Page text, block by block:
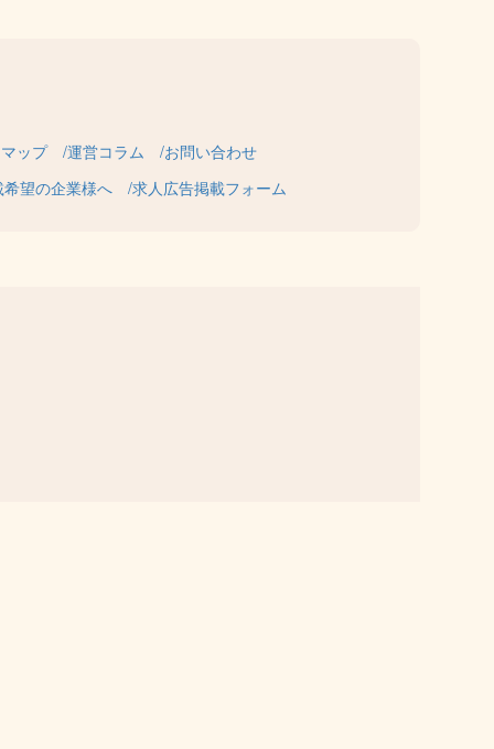
ップ 運営コラム
お問い合わせ
望の企業様へ 求人広告掲載フォーム